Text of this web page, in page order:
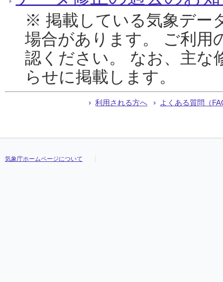
※ 掲載している気象デー
場合があります。 ご利用
認ください。 なお、主な
らせに掲載します。
利用される方へ よくある質問（
気象庁ホームページについて